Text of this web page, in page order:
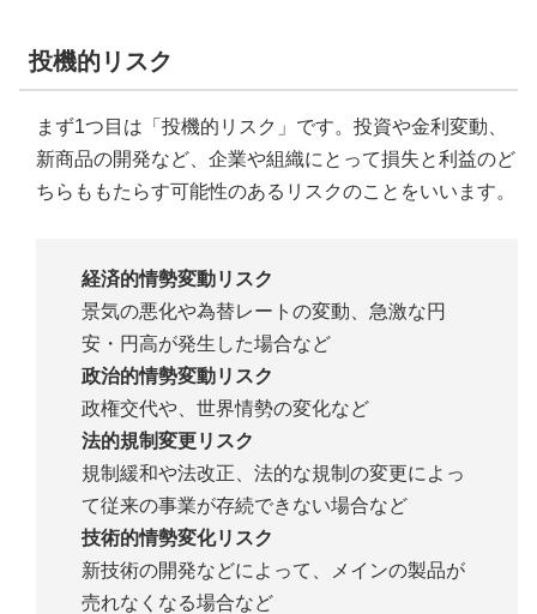
投機的リスク
まず1つ目は「投機的リスク」です。投資や金利変動、
新商品の開発など、企業や組織にとって損失と利益のど
ちらももたらす可能性のあるリスクのことをいいます。
経済的情勢変動リスク
景気の悪化や為替レートの変動、急激な円
安・円高が発生した場合など
政治的情勢変動リスク
政権交代や、世界情勢の変化など
法的規制変更リスク
規制緩和や法改正、法的な規制の変更によっ
て従来の事業が存続できない場合など
技術的情勢変化リスク
新技術の開発などによって、メインの製品が
売れなくなる場合など